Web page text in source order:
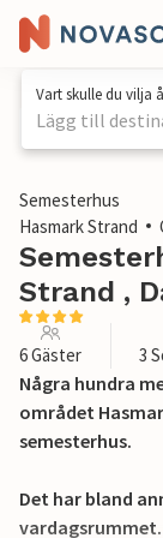
Vart skulle du vilja
Lägg till
1 / 21
Semesterhus
Hasmark Strand
Strand ,
6 Gäster 3
Några hundra
området
semesterhus.
Det har bland
vardagsrummet.